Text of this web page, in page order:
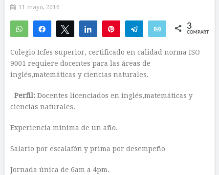
11 mayo, 2016
WhatsAppCompartirTwittear Compartir Telegram Email 3
COMPARTIR
Colegio Icfes superior, certificado en calidad norma ISO
9001 requiere docentes para las áreas de
inglés,matemáticas y ciencias naturales.
Perfil:Docentes licenciados en inglés,matemáticas y
ciencias naturales.
Experiencia mínima de un año.
Salario por escalafón y prima por desempeño
Jornada única de 6am a 4pm.